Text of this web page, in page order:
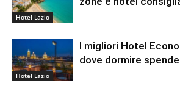
Hotel Lazio
Hotel Lazio
I migliori Hotel
dove dormire